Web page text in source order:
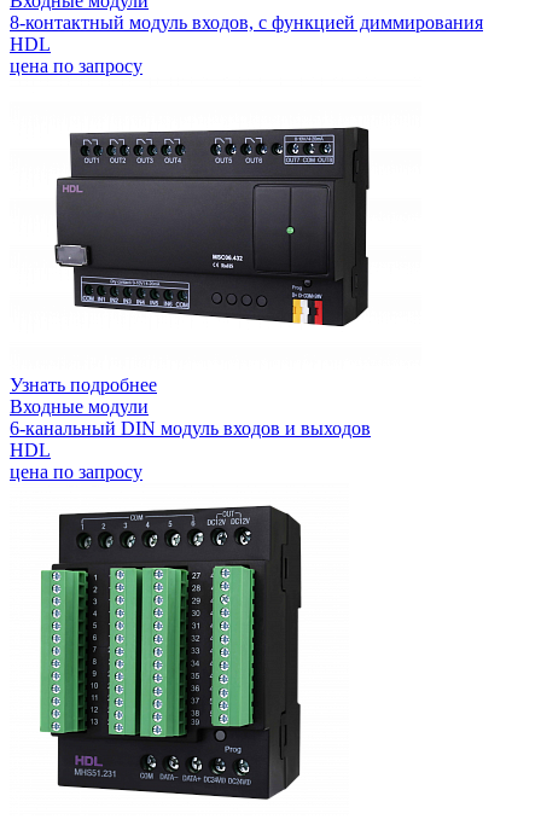
8-контактный модуль входов, с функцией диммирования
HDL
цена по запросу
Узнать подробнее
Входные модули
6-канальный DIN модуль входов и выходов
HDL
цена по запросу